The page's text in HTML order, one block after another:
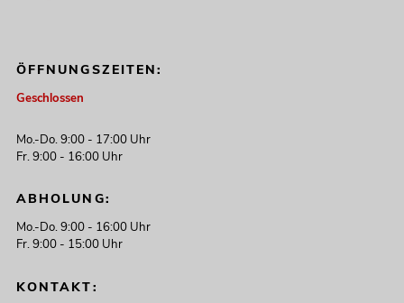
ÖFFNUNGSZEITEN:
Geschlossen
Mo.-Do. 9:00 - 17:00 Uhr
Fr. 9:00 - 16:00 Uhr
ABHOLUNG:
Mo.-Do. 9:00 - 16:00 Uhr
Fr. 9:00 - 15:00 Uhr
KONTAKT: